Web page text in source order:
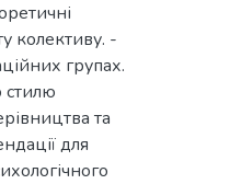
колективу. -
групах.
стилю
та
для